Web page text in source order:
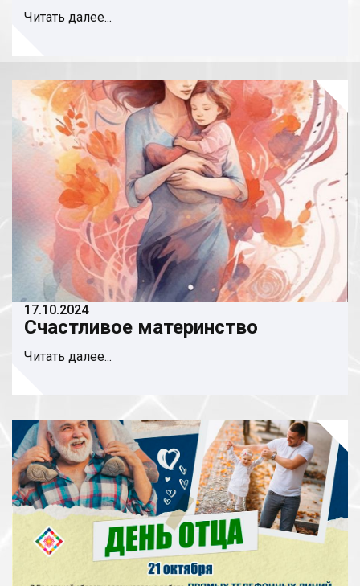
Читать далее...
17.10.2024
Счастливое материнство
Читать далее...